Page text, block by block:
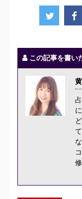
この記事を書い